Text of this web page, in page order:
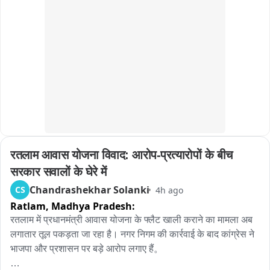
रतलाम आवास योजना विवाद: आरोप-प्रत्यारोपों के बीच
सरकार सवालों के घेरे में
CS Chandrashekhar Solanki 4h ago
Ratlam, Madhya Pradesh:
रतलाम में प्रधानमंत्री आवास योजना के फ्लैट खाली कराने का मामला अब
लगातार तूल पकड़ता जा रहा है। नगर निगम की कार्रवाई के बाद कांग्रेस ने
भाजपा और प्रशासन पर बड़े आरोप लगाए हैं。